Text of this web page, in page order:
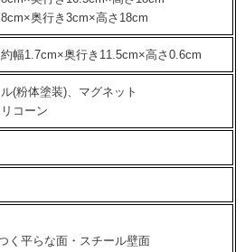
奥行き3cm×高さ18cm
幅1.7cm×奥行き11.5cm×高さ0.6cm
(粉体塗装)、マグネット
コーン
く平らな面・スチール壁面